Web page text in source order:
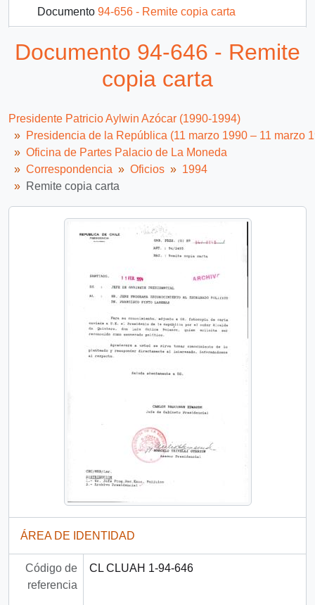
Documento 94-656 - Remite copia carta
94-579 - [Oficio Ord. N° 579 de Jefe de Gabinete Presidencial, remite fotocopia]
94-580 - [Oficio Ord. N° 580 de Jefe de Gabinete Presidencial, remite fotocopia]
Documento 94-646 - Remite
copia carta
Presidente Patricio Aylwin Azócar (1990-1994)
Presidencia de la República (11 marzo 1990 – 11 marzo
Oficina de Partes Palacio de La Moneda
Correspondencia
Oficios
1994
Remite copia carta
ÁREA DE IDENTIDAD
Código de
referencia
CL CLUAH 1-94-646